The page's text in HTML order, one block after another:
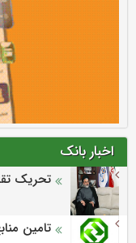
اخبار بانک
تحریک
تامین